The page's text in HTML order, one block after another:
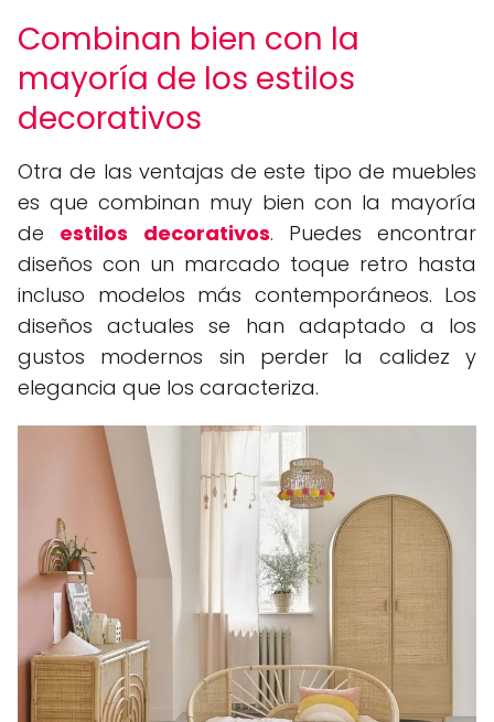
Combinan bien con la
mayoría de los estilos
decorativos
Otra de las ventajas de este tipo de muebles
es que combinan muy bien con la mayoría
de estilos decorativos. Puedes encontrar
diseños con un marcado toque retro hasta
incluso modelos más contemporáneos. Los
diseños actuales se han adaptado a los
gustos modernos sin perder la calidez y
elegancia que los caracteriza.